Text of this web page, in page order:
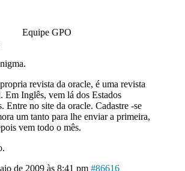
Equipe GPO
revista da oracle, é uma revista
Em Inglês, vem lá dos Estados
Entre no site da oracle. Cadastre -se
um tanto para lhe enviar a primeira,
vem todo o mês.
de 2009 às 8:41 pm #86616